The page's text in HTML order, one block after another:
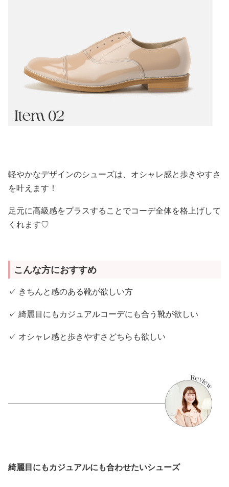
軽やかなデザインのシューズは、オシャレ感と歩きやすさ
を叶えます！
足元に高級感をプラスすることでコーデ全体を格上げして
くれます♡
こんな方におすすめ
✓ きちんと感のある靴が欲しい方
✓ 綺麗目にもカジュアルコーデにも合う靴が欲しい
✓ オシャレ感と歩きやすさどちらも欲しい
綺麗目にもカジュアルにも合わせたいシューズ